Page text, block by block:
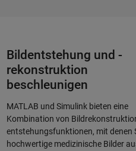
Bildentstehung und -
rekonstruktion
beschleunigen
MATLAB und Simulink bieten eine
Kombination von
entstehungsfunktionen, mit denen
hochwertige medizinische Bilder